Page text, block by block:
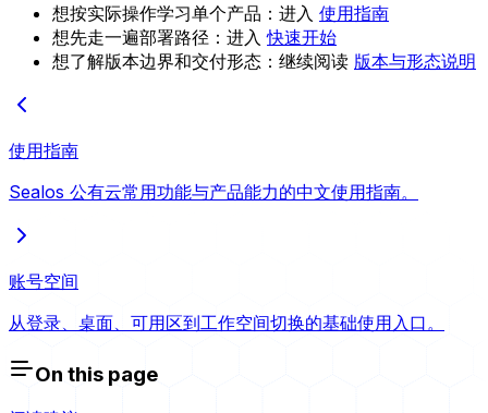
想按实际操作学习单个产品：进入 使用指南
想先走一遍部署路径：进入快速开始
想了解版本边界和交付形态：继续阅读 版本与形态说明
使用指南
Sealos 公有云常用功能与产品能力的中文使用指南。
账号空间
从登录、桌面、可用区到工作空间切换的基础使用入口。
On this page